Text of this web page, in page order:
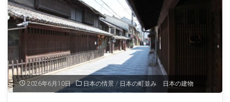
の
伝
的
な
水
港
の
夕
2026年6月10日 日本の情景 / 日本の町並み 日本の建物